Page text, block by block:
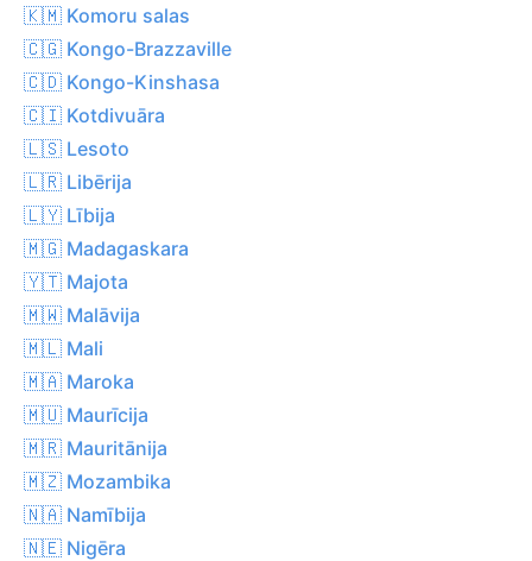
🇰🇲 Komoru salas
🇨🇬 Kongo-Brazzaville
🇨🇩 Kongo-Kinshasa
🇨🇮 Kotdivuāra
🇱🇸 Lesoto
🇱🇷 Libērija
🇱🇾 Lībija
🇲🇬 Madagaskara
🇾🇹 Majota
🇲🇼 Malāvija
🇲🇱 Mali
🇲🇦 Maroka
🇲🇺 Maurīcija
🇲🇷 Mauritānija
🇲🇿 Mozambika
🇳🇦 Namībija
🇳🇪 Nigēra